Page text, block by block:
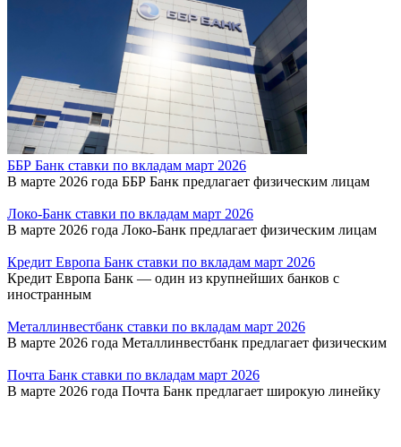
ББР Банк ставки по вкладам март 2026
В марте 2026 года ББР Банк предлагает физическим лицам
Локо-Банк ставки по вкладам март 2026
В марте 2026 года Локо-Банк предлагает физическим лицам
Кредит Европа Банк ставки по вкладам март 2026
Кредит Европа Банк — один из крупнейших банков с
иностранным
Металлинвестбанк ставки по вкладам март 2026
В марте 2026 года Металлинвестбанк предлагает физическим
Почта Банк ставки по вкладам март 2026
В марте 2026 года Почта Банк предлагает широкую линейку